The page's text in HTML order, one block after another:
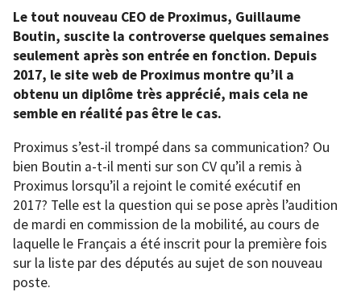
Le tout nouveau CEO de Proximus, Guillaume
Boutin, suscite la controverse quelques semaines
seulement après son entrée en fonction. Depuis
2017, le site web de Proximus montre qu’il a
obtenu un diplôme très apprécié, mais cela ne
semble en réalité pas être le cas.
Proximus s’est-il trompé dans sa communication? Ou
bien Boutin a-t-il menti sur son CV qu’il a remis à
Proximus lorsqu’il a rejoint le comité exécutif en
2017? Telle est la question qui se pose après l’audition
de mardi en commission de la mobilité, au cours de
laquelle le Français a été inscrit pour la première fois
sur la liste par des députés au sujet de son nouveau
poste.